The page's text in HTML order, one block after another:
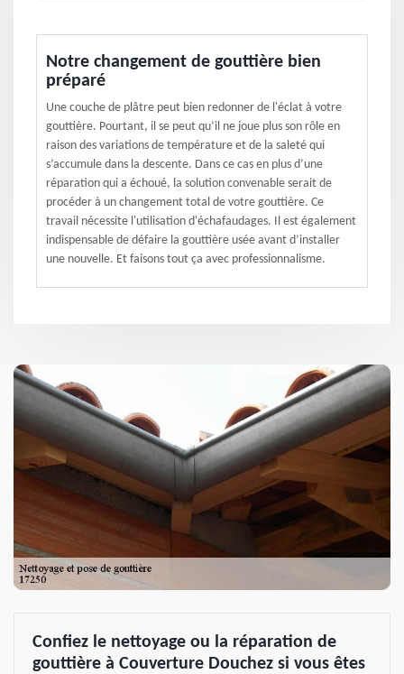
Notre changement de gouttière bien
préparé
Une couche de plâtre peut bien redonner de l'éclat à votre
gouttière. Pourtant, il se peut qu’il ne joue plus son rôle en
raison des variations de température et de la saleté qui
s’accumule dans la descente. Dans ce cas en plus d’une
réparation qui a échoué, la solution convenable serait de
procéder à un changement total de votre gouttière. Ce
travail nécessite l'utilisation d'échafaudages. Il est également
indispensable de défaire la gouttière usée avant d’installer
une nouvelle. Et faisons tout ça avec professionnalisme.
Confiez le nettoyage ou la réparation de
gouttière à Couverture Douchez si vous êtes